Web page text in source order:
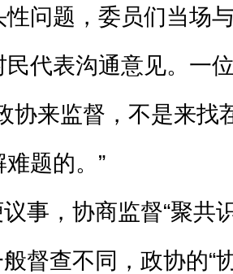
性问题，委员们当场
民代表沟通意见。一
协来监督，不是来找
题的。”
事，协商监督“聚共
督查不同，政协的“